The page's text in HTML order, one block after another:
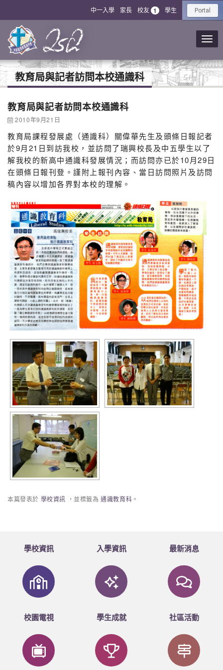
中一入學 家長 校友 1 學生 Portal
教育局與記者訪問本校通識科
教育局與記者訪問本校通識科
2010年9月21日
教育局課程發展處（通識科）關偉華先生及頭條日報記者
於9月21日到訪我校，並訪問了瑞興校長及中五學生以了
解我校的新高中通識科發展情況；而訪問亦已於10月29日
在頭條日報刊登。謹附上報刊內容、當日訪問照片及訪問
稿內容以增加各界對本校的理解。
本篇發表於 學校資訊 ，並標籤為通識教育科 。
學校資訊 入學資訊 最新消息
校園電視 學生成就 社區活動